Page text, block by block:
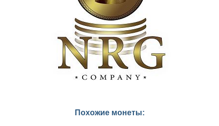
Похожие монеты: